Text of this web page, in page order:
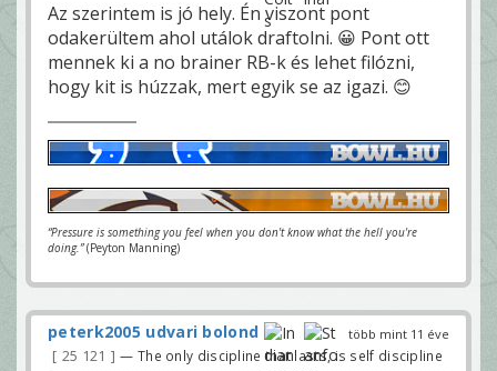
Az szerintem is jó hely. Én viszont pont
odakerültem ahol utálok draftolni. 😀 Pont ott
mennek ki a no brainer RB-k és lehet filózni,
hogy kit is húzzak, mert egyik se az igazi. 😊
“Pressure is something you feel when you don't know what the hell you're
doing.”(Peyton Manning)
több mint 11 éve
peterk2005 udvari bolond
25 121 — The only discipline that lasts, is self discipline